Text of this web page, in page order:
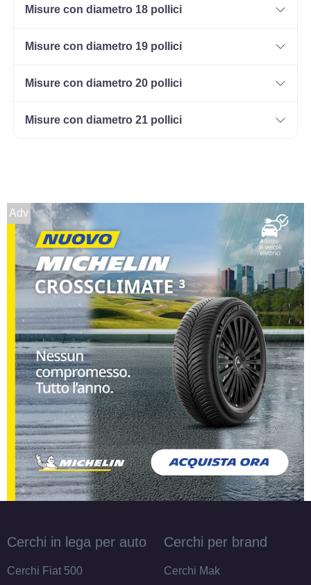
Misure con diametro 18 pollici
Misure con diametro 19 pollici
Misure con diametro 20 pollici
Misure con diametro 21 pollici
Adv
Cerchi in lega per auto
Cerchi Fiat 500
Cerchi per brand
Cerchi Mak